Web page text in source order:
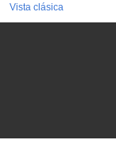
Vista clásica